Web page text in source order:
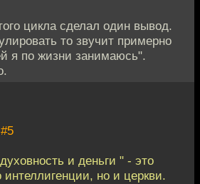
цикла сделал один вывод.
то звучит примерно
я по жизни занимаюсь".
#5
и деньги " - это
интеллигенции, но и церкви.